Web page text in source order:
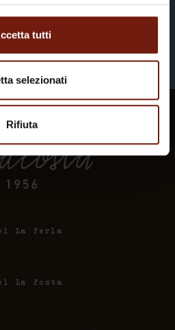
tutti
selezionati
Rifiuta
La Perla
La Posta